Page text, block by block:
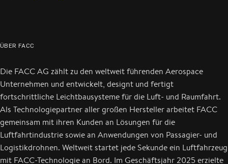
ÜBER FACC
Die FACC AG zählt zu den weltweit führenden Aerospace
Unternehmen und entwickelt, designt und fertigt
fortschrittliche Leichtbausysteme für die Luft- und Raumfahrt.
Als Technologiepartner aller großen Hersteller arbeitet FACC
gemeinsam mit ihren Kunden an Lösungen für die
Luftfahrtindustrie sowie an Anwendungen von Passagier- und
Logistikdrohnen. Weltweit startet jede Sekunde ein Luftfahrzeug
mit FACC-Technologie an Bord. Im Geschäftsjahr 2025 erzielte